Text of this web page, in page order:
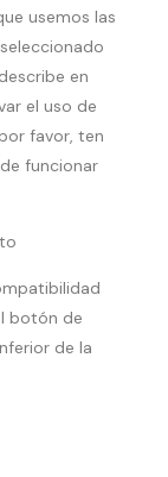
usemos las
en
el uso de
favor, ten
funcionar
botón de
de la